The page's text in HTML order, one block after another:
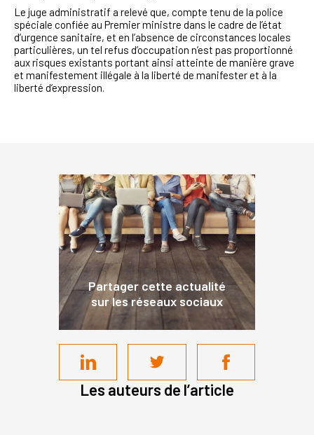
Le juge administratif a relevé que, compte tenu de la police
spéciale confiée au Premier ministre dans le cadre de l’état
d’urgence sanitaire, et en l’absence de circonstances locales
particulières, un tel refus d’occupation n’est pas proportionné
aux risques existants portant ainsi atteinte de manière grave
et manifestement illégale à la liberté de manifester et à la
liberté d’expression.
Partager cette actualité
sur les réseaux sociaux
Les auteurs de l’article